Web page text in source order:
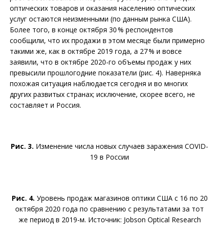
оптических товаров и оказания населению оптических
услуг остаются неизменными (по данным рынка США).
Более того, в конце октября 30 % респондентов
сообщили, что их продажи в этом месяце были примерно
такими же, как в октябре 2019 года, а 27 % и вовсе
заявили, что в октябре 2020-го объемы продаж у них
превысили прошлогодние показатели (рис. 4). Наверняка
похожая ситуация наблюдается сегодня и во многих
других развитых странах; исключение, скорее всего, не
составляет и Россия.
Рис. 3. Изменение числа новых случаев заражения COVID-
19 в России
Рис. 4. Уровень продаж магазинов оптики США с 16 по 20
октября 2020 года по сравнению с результатами за тот
же период в 2019-м. Источник: Jobson Optical Research